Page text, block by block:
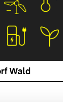
Wald